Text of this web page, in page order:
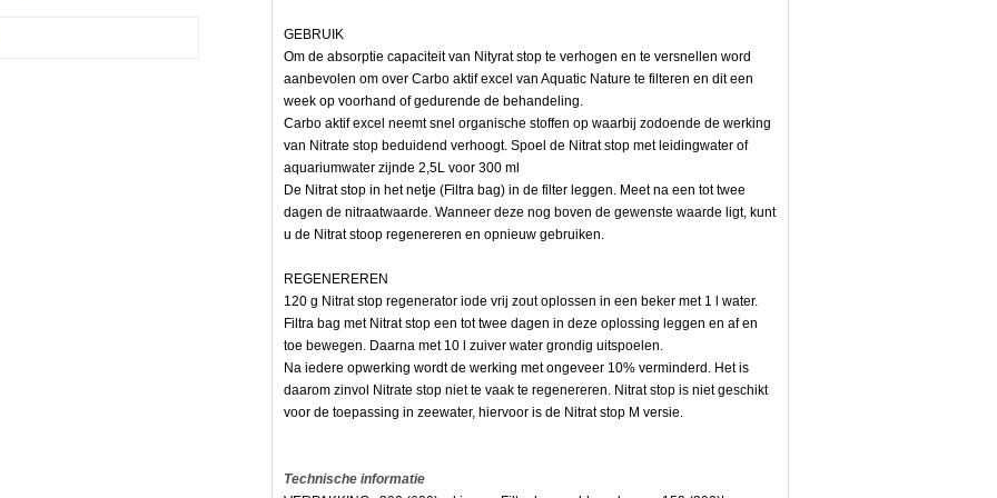
GEBRUIK
Om de absorptie capaciteit van Nityrat stop te verhogen en te versnellen word
aanbevolen om over Carbo aktif excel van Aquatic Nature te filteren en dit een
week op voorhand of gedurende de behandeling.
Carbo aktif excel neemt snel organische stoffen op waarbij zodoende de werking
van Nitrate stop beduidend verhoogt. Spoel de Nitrat stop met leidingwater of
aquariumwater zijnde 2,5L voor 300 ml
De Nitrat stop in het netje (Filtra bag) in de filter leggen. Meet na een tot twee
dagen de nitraatwaarde. Wanneer deze nog boven de gewenste waarde ligt, kunt
u de Nitrat stoop regenereren en opnieuw gebruiken.
REGENEREREN
120 g Nitrat stop regenerator iode vrij zout oplossen in een beker met 1 l water.
Filtra bag met Nitrat stop een tot twee dagen in deze oplossing leggen en af en
toe bewegen. Daarna met 10 l zuiver water grondig uitspoelen.
Na iedere opwerking wordt de werking met ongeveer 10% verminderd. Het is
daarom zinvol Nitrate stop niet te vaak te regenereren. Nitrat stop is niet geschikt
voor de toepassing in zeewater, hiervoor is de Nitrat stop M versie.
Technische informatie